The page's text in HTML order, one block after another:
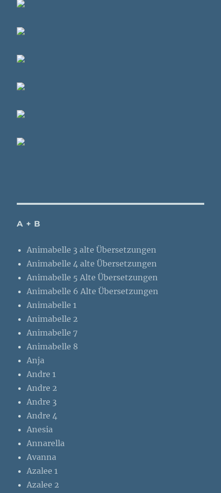
A + B
Animabelle 3 alte Übersetzungen
Animabelle 4 alte Übersetzungen
Animabelle 5 Alte Übersetzungen
Animabelle 6 Alte Übersetzungen
Animabelle 1
Animabelle 2
Animabelle 7
Animabelle 8
Anja
Andre 1
Andre 2
Andre 3
Andre 4
Anesia
Annarella
Avanna
Azalee 1
Azalee 2